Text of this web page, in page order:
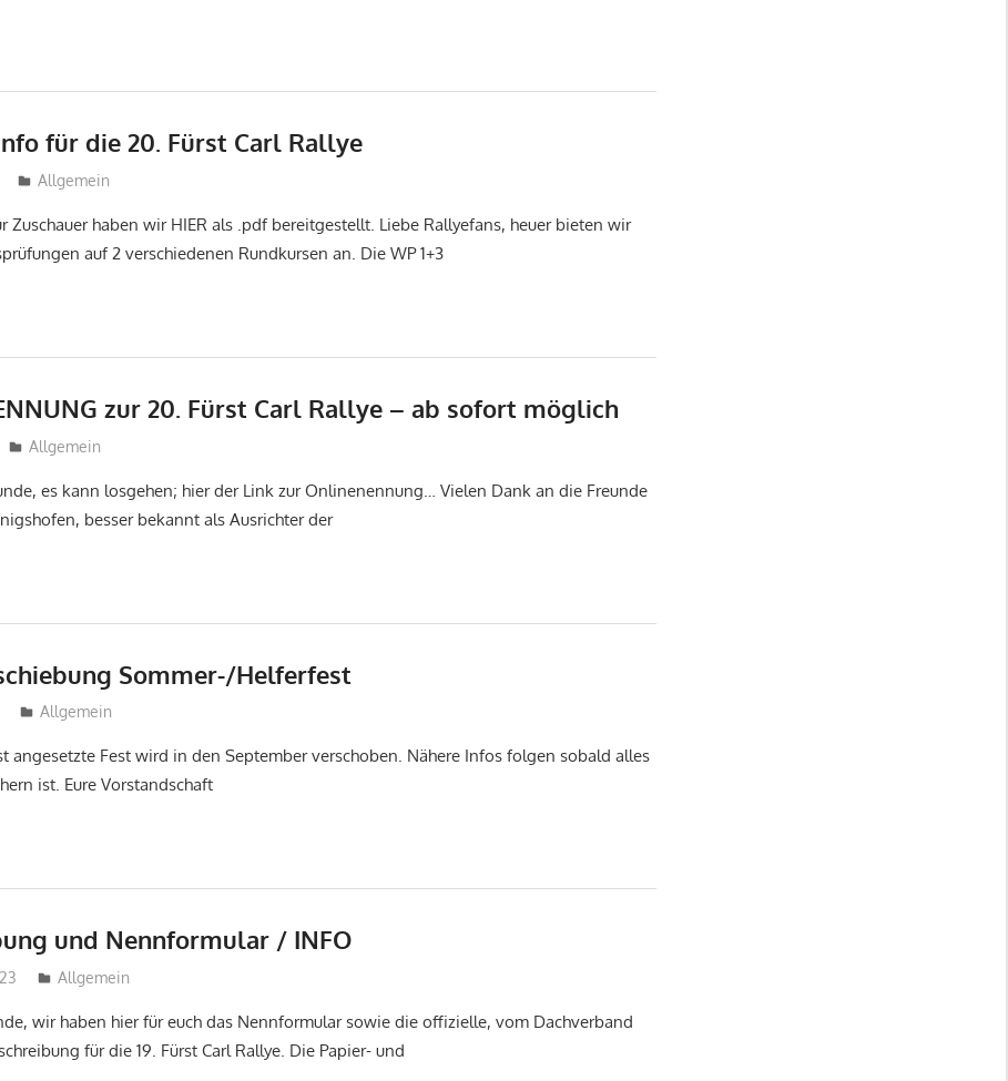
für die 20. Fürst Carl Rallye
tobi
Allgemein
Zuschauer haben wir HIER als .pdf bereitgestellt. Liebe Rallyefans, heuer bieten wir
auf 2 verschiedenen Rundkursen an. Die WP 1+3
zur 20. Fürst Carl Rallye – ab sofort möglich
tobi
Allgemein
es kann losgehen; hier der Link zur Onlinenennung… Vielen Dank an die Freunde
besser bekannt als Ausrichter der
Sommer-/Helferfest
tobi
Allgemein
angesetzte Fest wird in den September verschoben. Nähere Infos folgen sobald alles
ist. Eure Vorstandschaft
und Nennformular / INFO
tobi
Allgemein
wir haben hier für euch das Nennformular sowie die offizielle, vom Dachverband
für die 19. Fürst Carl Rallye. Die Papier- und